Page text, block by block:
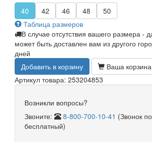
40 42 46 48
50
Таблица размеров
В случае отсутствия вашего размера -
может быть доставлен вам из другого
дней
Добавить в корзину
Ваша корзина
Артикул товара: 253204853
Возникли вопросы?
Звоните:
8-800-700-10-41 (Звонок
бесплатный)